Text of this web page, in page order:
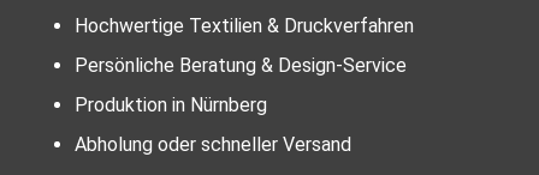
Hochwertige Textilien & Druckverfahren
Persönliche Beratung & Design-Service
Produktion in Nürnberg
Abholung oder schneller Versand